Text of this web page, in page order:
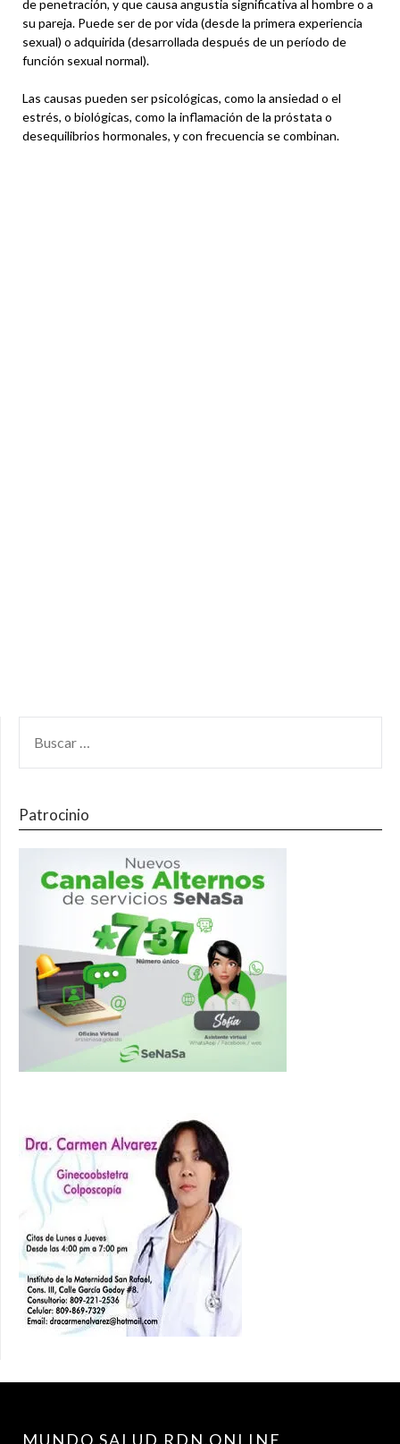
de penetración, y que causa angustia significativa al hombre o a
su pareja. Puede ser de por vida (desde la primera experiencia
sexual) o adquirida (desarrollada después de un período de
función sexual normal).
Las causas pueden ser psicológicas, como la ansiedad o el
estrés, o biológicas, como la inflamación de la próstata o
desequilibrios hormonales, y con frecuencia se combinan.
Patrocinio
MUNDO SALUD RDN.ONLINE